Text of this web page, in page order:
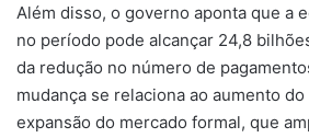
Além disso, o governo aponta que a
no período pode alcançar 24,8
da redução no número de
mudança se relaciona ao aumento
expansão do mercado formal, que